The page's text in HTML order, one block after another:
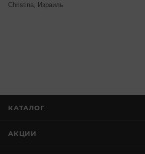
Christina, Израиль
КАТАЛОГ
АКЦИИ